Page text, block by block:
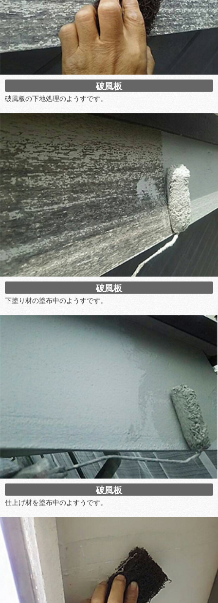
破風板
破風板の下地処理のようすです。
破風板
下塗り材の塗布中のようすです。
破風板
仕上げ材を塗布中のよすうです。